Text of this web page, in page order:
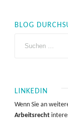
BLOG
LINKEDIN
Wenn Sie an
Arbeitsrecht